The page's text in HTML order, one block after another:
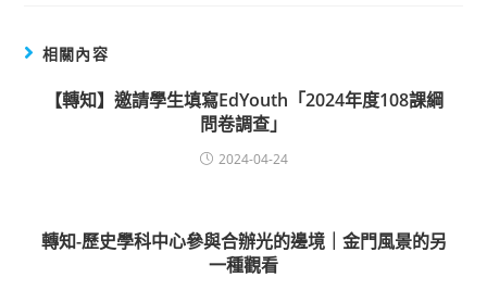
相關內容
【轉知】邀請學生填寫EdYouth「2024年度108課綱
問卷調查」
2024-04-24
轉知-歷史學科中心參與合辦光的邊境｜金門風景的另
一種觀看